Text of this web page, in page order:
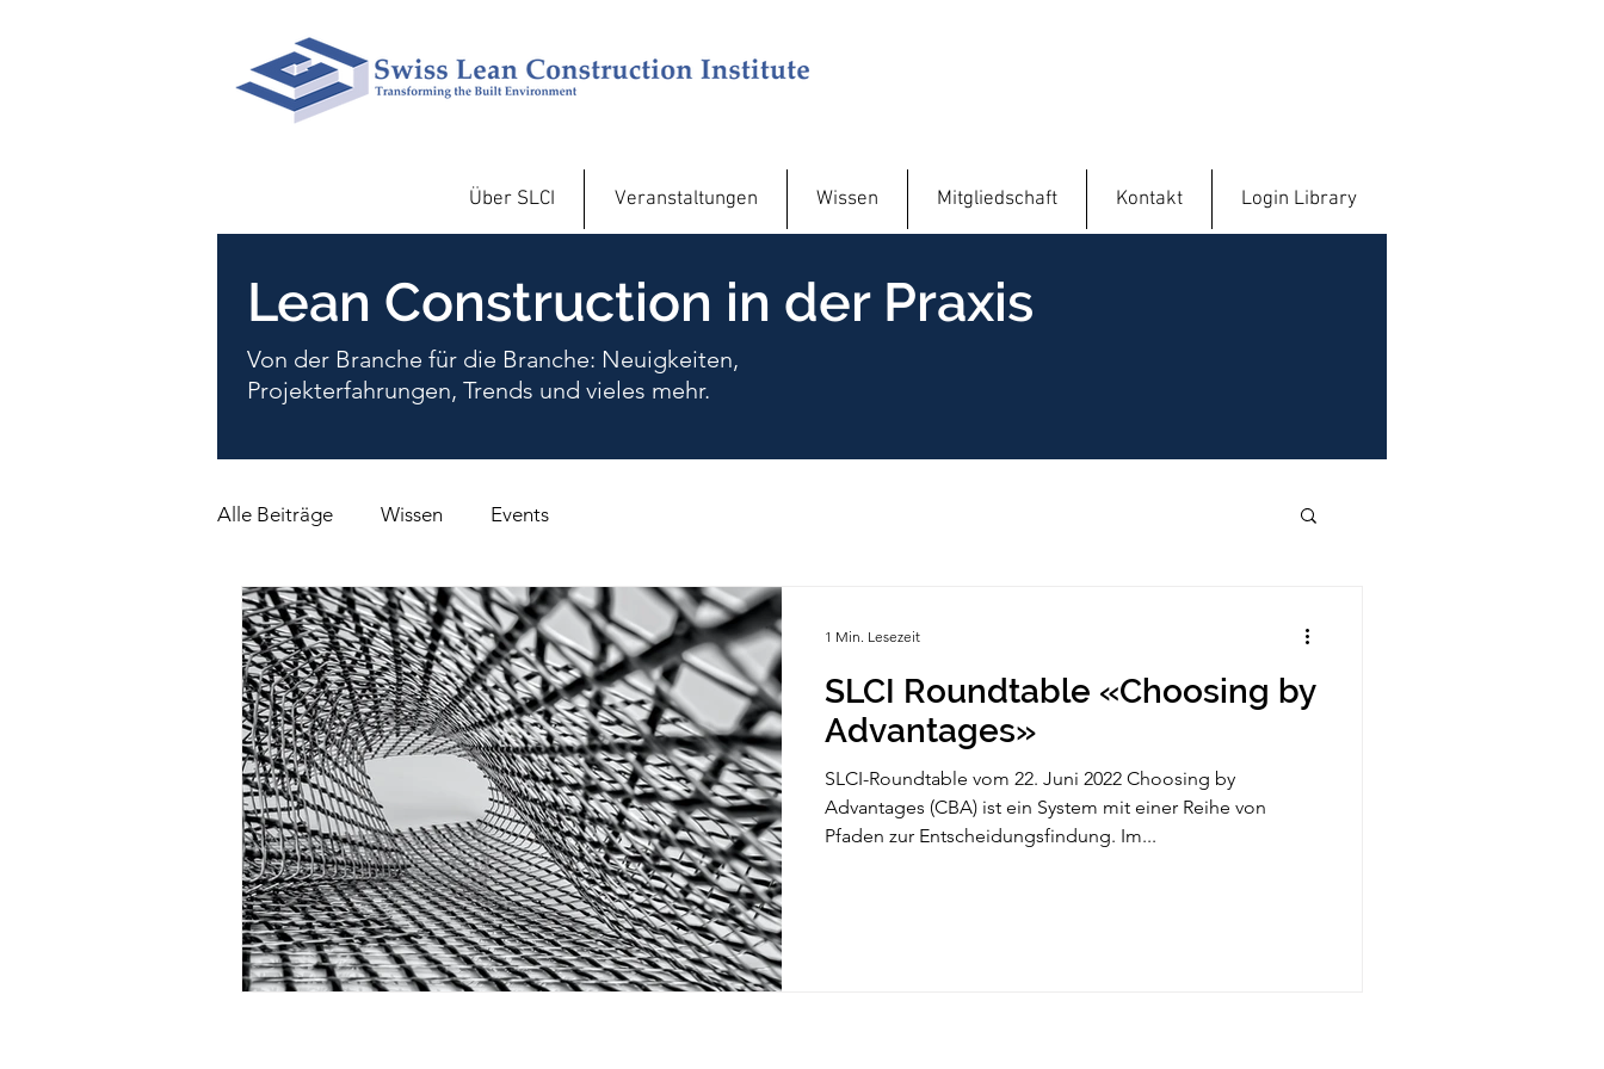
Über SLCI Veranstaltungen Wissen Mitgliedschaft Kontakt Login Library
Lean Construction in der Praxis
Von der Branche für die Branche: Neuigkeiten,
Projekterfahrungen, Trends und vieles mehr.
Alle Beiträge Wissen Events
SLCI Roundtable «Choosing by
Advantages»
SLCI-Roundtable vom 22. Juni 2022 Choosing by
Advantages (CBA) ist ein System mit einer Reihe von
Pfaden zur Entscheidungsfindung. Im...
1 Min. Lesezeit